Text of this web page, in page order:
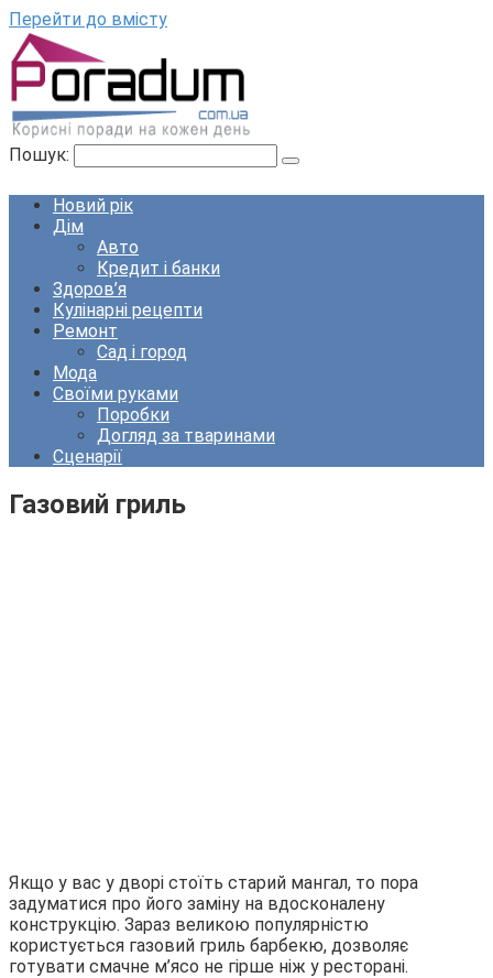
Перейти до вмісту
Пошук:
Новий рік
Дім
Авто
Кредит і банки
Здоров’я
Кулінарні рецепти
Ремонт
Сад і город
Мода
Своїми руками
Поробки
Догляд за тваринами
Сценарії
Газовий гриль
Якщо у вас у дворі стоїть старий мангал, то пора
задуматися про його заміну на вдосконалену
конструкцію. Зараз великою популярністю
користується газовий гриль барбекю, дозволяє
готувати смачне м’ясо не гірше ніж у ресторані.